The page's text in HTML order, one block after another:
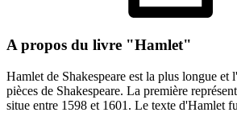
A propos du livre "Hamlet"
Hamlet de Shakespeare est la plus longue et
pièces de Shakespeare. La première
situe entre 1598 et 1601. Le texte d'Hamlet